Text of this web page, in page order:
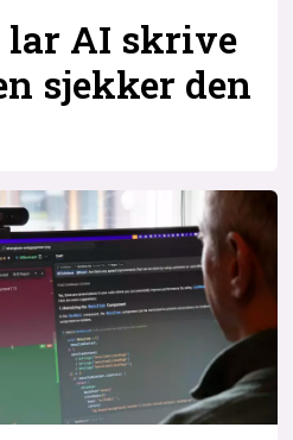
AI skrive
sjekker den